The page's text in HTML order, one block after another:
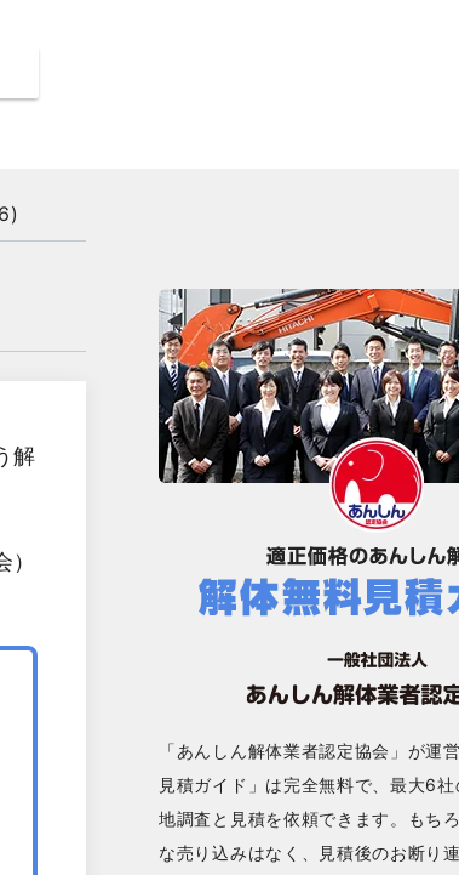
解
「あんしん解体業者認定協会」が運
見積ガイド」は完全無料で、最大6
地調査と見積を依頼できます。もち
な売り込みはなく、見積後のお断り